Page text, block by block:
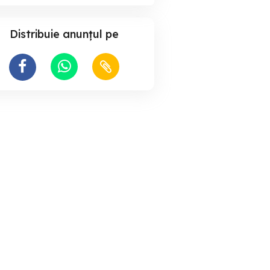
Distribuie anunțul pe